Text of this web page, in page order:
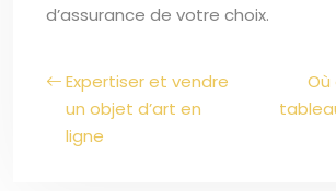
d’assurance de votre choix.
Expertiser et vendre
un objet d’art en
ligne